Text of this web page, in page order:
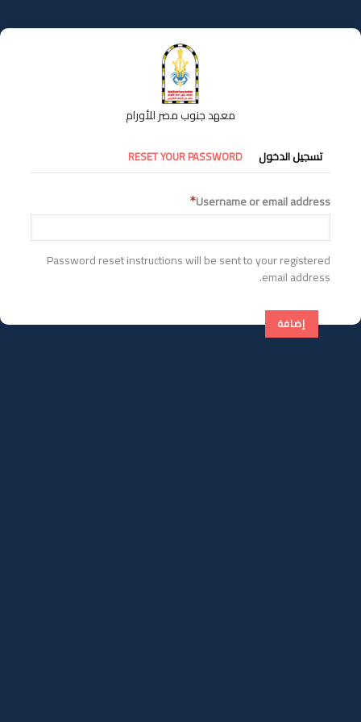
إلى
المحتوى
معهد جنوب مصر للأورام
التبويبات
الأساسية
تسجيل الدخول RESET YOUR PASSWORD
Username or email address
Password reset instructions will be sent to your registered
email address.